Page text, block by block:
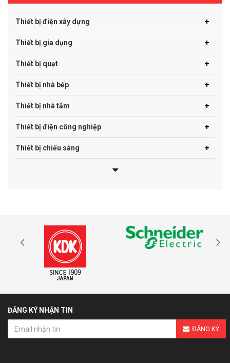
Thiết bị điện xây dựng
Thiết bị gia dụng
Thiết bị quạt
Thiết bị nhà bếp
Thiết bị nhà tắm
Thiết bị điện công nghiệp
Thiết bị chiếu sáng
ĐĂNG KÝ NHẬN TIN
ĐĂNG KÝ